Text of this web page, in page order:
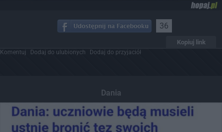
36
Kopiuj link
Komentuj Dodaj do ulubionych Dodaj do przyjaciół
Dania